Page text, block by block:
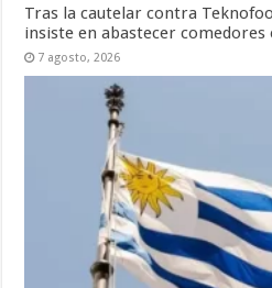
Tras la cautelar contra
insiste en abastecer comedores
7 agosto, 2026